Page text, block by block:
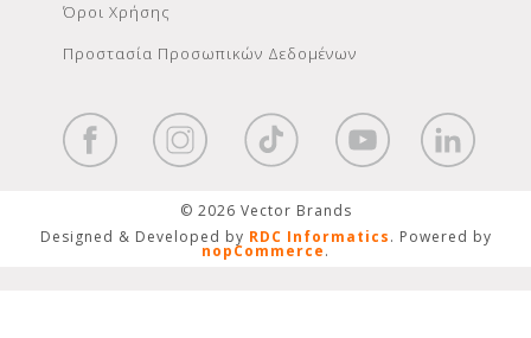
Όροι Χρήσης
Προστασία Προσωπικών Δεδομένων
© 2026 Vector Brands
Designed & Developed by RDC Informatics. Powered by
nopCommerce.